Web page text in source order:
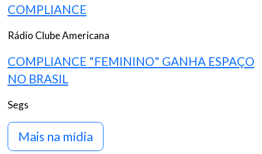
COMPLIANCE
Rádio Clube Americana
COMPLIANCE "FEMININO" GANHA ESPAÇO
NO BRASIL
Segs
Mais na mídia